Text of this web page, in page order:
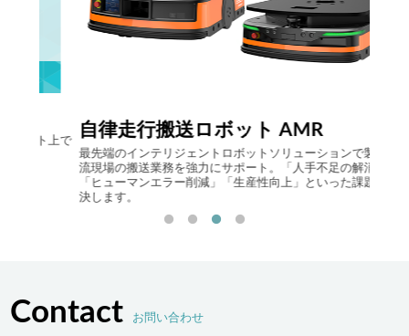
自律走行搬送ロボット AMR
最先端のインテリジェントロボットソリューションで製造･物
流現場の搬送業務を強力にサポート。「人手不足の解消」
「ヒューマンエラー削減」「生産性向上」といった課題を解
決します。
Contact お問い合わせ